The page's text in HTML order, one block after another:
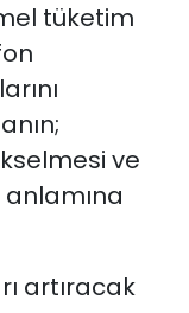
tüketim
ve
anlamına
artıracak